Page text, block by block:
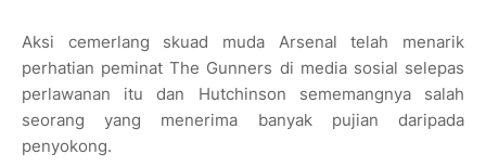
Aksi cemerlang skuad muda Arsenal telah menarik
perhatian peminat The Gunners di media sosial selepas
perlawanan itu dan Hutchinson sememangnya salah
seorang yang menerima banyak pujian daripada
penyokong.